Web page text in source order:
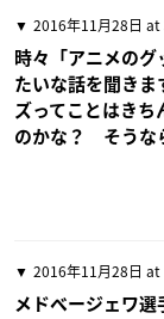
2016年11月28日 at
時々「アニメの
たいな話を聞きま
ズってことはきち
のかな？ そうな
2016年11月28日 at
メドベージェワ